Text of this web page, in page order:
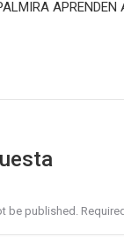
APRENDEN
be published.